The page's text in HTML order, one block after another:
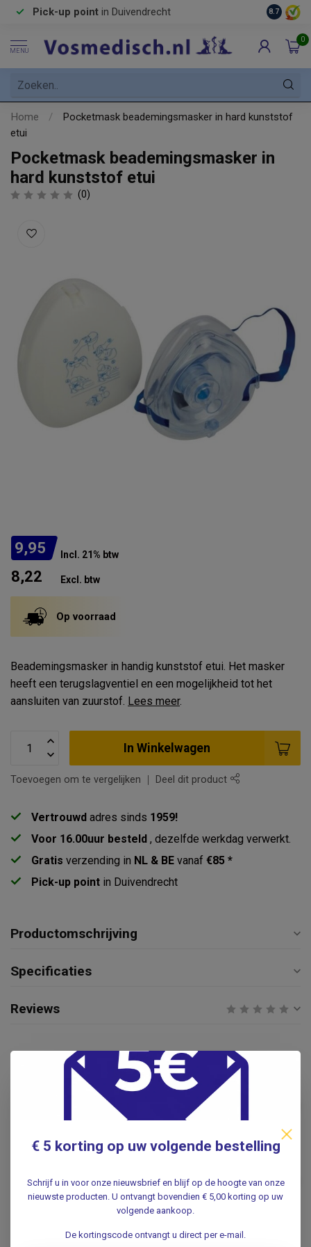
Pick-up point in Duivendrecht 8.7
MENU
0
Home /
Pocketmask beademingsmasker in hard kunststof
etui
Pocketmask beademingsmasker in
hard kunststof etui
(0)
9,95 Incl. 21% btw
8,22 Excl. btw
Op voorraad
Beademingsmasker in handig kunststof etui. Het masker
heeft een terugslagventiel en een mogelijkheid tot het
aansluiten van zuurstof. Lees meer.
In Winkelwagen
Toevoegen om te vergelijken Deel dit product
Vertrouwd adres sinds 1959!
Voor 16.00uur besteld , dezelfde werkdag verwerkt.
Gratis verzending in NL & BE vanaf €85 *
Pick-up point in Duivendrecht
Productomschrijving
Specificaties
Reviews
Gerelateerde producten
Contour® XT
Bloedsuikermeter
startpakket
Hertz
.
€14,95
Oxy-1 Pulse oximeter /
€ 5 korting op uw volgende bestelling
Schrijf u in voor onze nieuwsbrief en blijf op de hoogte van onze
nieuwste producten. U ontvangt bovendien € 5,00 korting op uw
volgende aankoop.
De kortingscode ontvangt u direct per e-mail.